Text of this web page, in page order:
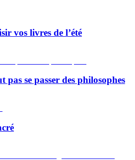
vos livres de l’été
pas se passer des philosophes